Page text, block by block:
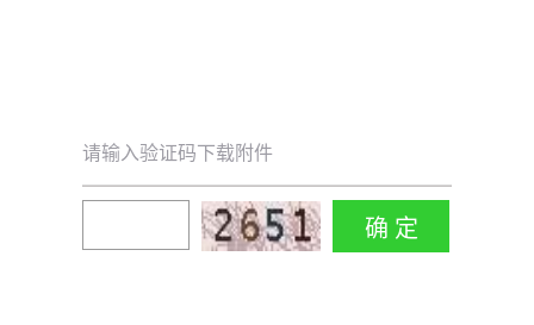
请输入验证码下载附件